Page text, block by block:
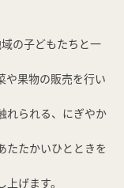
の子どもたちと一
や果物の販売を行い
れられる、にぎやか
たたかいひとときを
げます。